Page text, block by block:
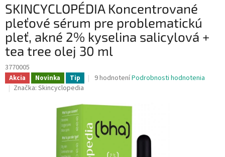
SKINCYCLOPÉDIA Koncentrované
pleťové sérum pre problematickú
pleť, akné 2% kyselina salicylová +
tea tree olej 30 ml
3770005
Akcia Novinka Tip
Priemerné
je
z
5
9 hodnoteníPodrobnosti hodnotenia
Značka: Skincyclopedia